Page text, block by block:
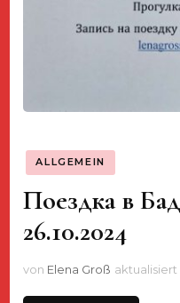
ALLGEMEIN
Поездка в
26.10.2024
von Elena Groß